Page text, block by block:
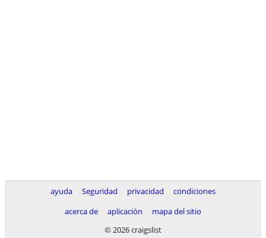
ayuda Seguridad privacidad
condiciones
acerca de
aplicación
mapa del sitio
© 2026 craigslist